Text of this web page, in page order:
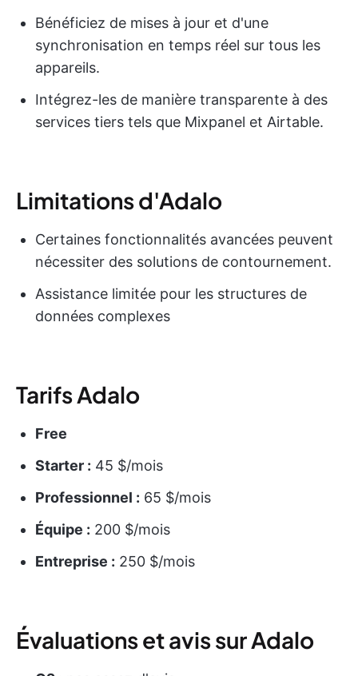
Bénéficiez de mises à jour et d'une
synchronisation en temps réel sur tous les
appareils.
Intégrez-les de manière transparente à des
services tiers tels que Mixpanel et Airtable.
Limitations d'Adalo
Certaines fonctionnalités avancées peuvent
nécessiter des solutions de contournement.
Assistance limitée pour les structures de
données complexes
Tarifs Adalo
Free
Starter : 45 $/mois
Professionnel : 65 $/mois
Équipe : 200 $/mois
Entreprise : 250 $/mois
Évaluations et avis sur Adalo